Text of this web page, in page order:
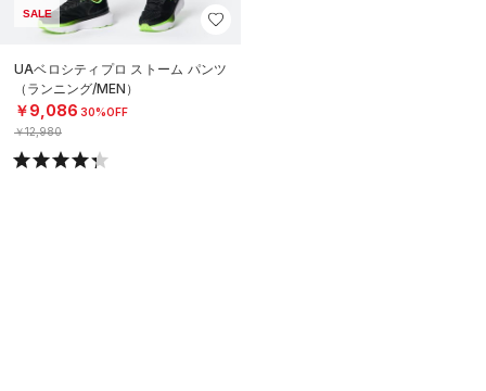
SALE
UAベロシティプロ ストーム パンツ
（ランニング/MEN）
￥9,086 30%OFF
￥12,980